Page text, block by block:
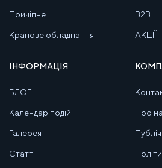
Причіпне
Кранове обладнання
B2B
АКЦІЇ
ІНФОРМАЦІЯ
БЛОГ
Календар подій
Галерея
Статті
Про